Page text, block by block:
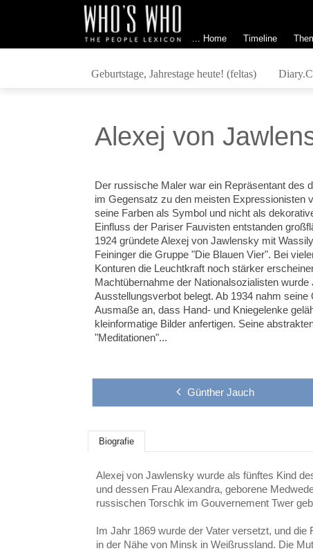
... Home Timeline
Geburtstage, Jahrestage heute! (feltas)
Alexej von
Der russische Maler war ein Repräsentant des
im Gegensatz zu den meisten Expressionisten
seine Farben als Symbol und nicht als
Einfluss der Pariser Fauvisten entstanden
1924 gründete Alexej von Jawlensky mit
Feininger die Gruppe "Die Blauen Vier". Bei
Konturen die Leuchtkraft noch stärker
Machtübernahme der Nationalsozialisten
Ausstellungsverbot belegt. Ab 1934 nahm
Ausmaße an, dass Hand- und Kniegelenke
kleinformatige Bilder anfertigen. Seine
"Meditationen"...
Günther Jauch
Biografie
Alexej von Jawlensky wurde als fünftes Kind
und dessen Frau Alexandra, geborene
russischen Torschk im Gouvernement Twer
Im Jahr 1869 wurde der Vater versetzt, und
in der Nähe von Minsk in Weißrussland. Die